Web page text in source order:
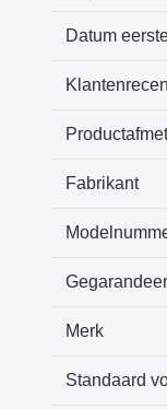
Datum
Fabrikant
Merk
Standaard